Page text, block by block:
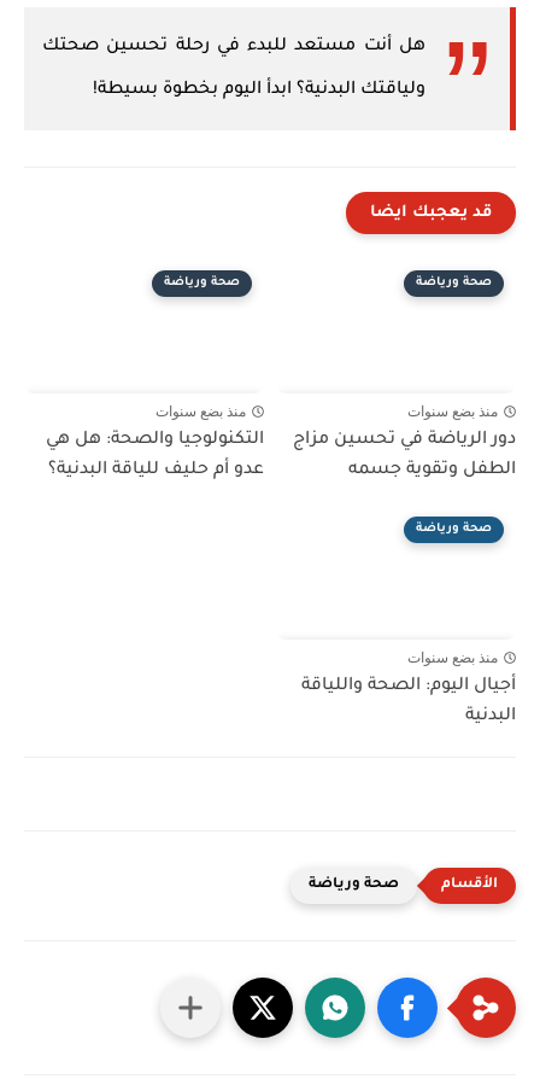
هل أنت مستعد للبدء في رحلة تحسين صحتك
ولياقتك البدنية؟ ابدأ اليوم بخطوة بسيطة!
قد يعجبك ايضا
صحة ورياضة
منذ بضع سنوات
دور الرياضة في تحسين مزاج
الطفل وتقوية جسمه
صحة ورياضة
منذ بضع سنوات
التكنولوجيا والصحة: هل هي
عدو أم حليف للياقة البدنية؟
صحة ورياضة
منذ بضع سنوات
أجيال اليوم: الصحة واللياقة
البدنية
صحة ورياضة